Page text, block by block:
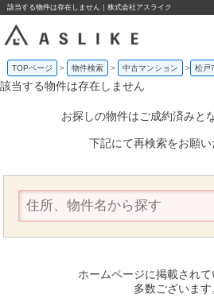
該当する物件は存在しません｜株式会社アスライク
TOPページ 物件検索 中古マンション 松戸
該当する物件は存在しません
お探しの物件はご成約済みと
下記にて再検索をお願い
ホームページに掲載され
多数ございます